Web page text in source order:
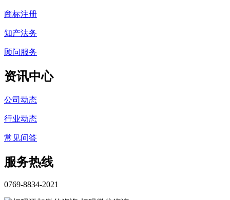
商标注册
知产法务
顾问服务
资讯中心
公司动态
行业动态
常见问答
服务热线
0769-8834-2021